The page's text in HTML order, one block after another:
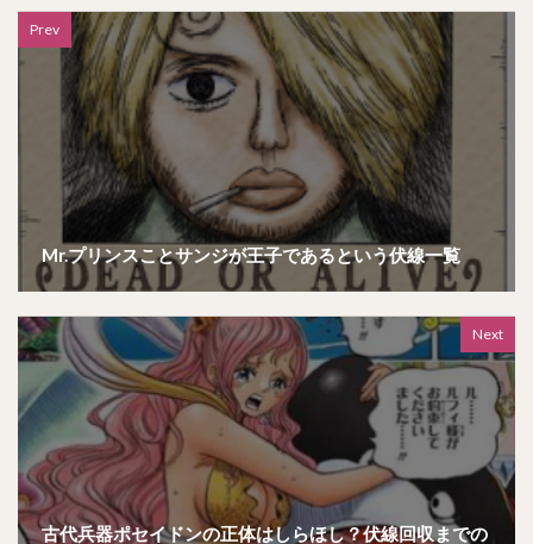
Prev
Mr.プリンスことサンジが王子であるという伏線一覧
Next
古代兵器ポセイドンの正体はしらほし？伏線回収までの